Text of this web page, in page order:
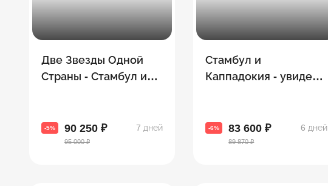
Две Звезды Одной
Страны - Стамбул и
-5% 90 250 ₽
95 000 ₽
7 дней
Стамбул и
Каппадокия - увидеть
-6% 83 600 ₽
89 870 ₽
6 дней